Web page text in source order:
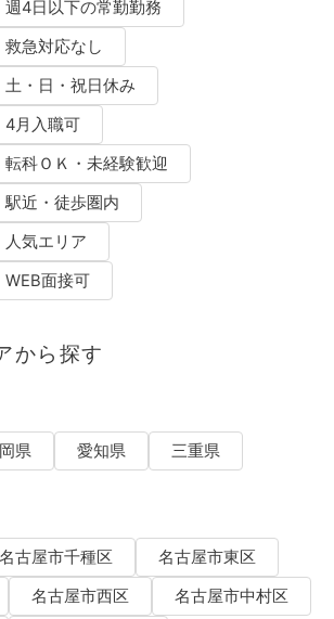
4日以下の常勤勤務
急対応なし
・日・祝日休み
4月入職可
科ＯＫ・未経験歓迎
近・徒歩圏内
気エリア
面接可
から探す
県 愛知県 三重県
名古屋市千種区
名古屋市東区
名古屋市西区
名古屋市中村区